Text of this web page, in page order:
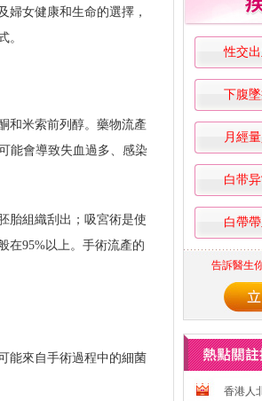
婦女健康和生命的選擇，
。
和米索前列醇。藥物流產
能會導致失血過多、感染
胎組織刮出；吸宮術是使
在95%以上。手術流產的
能來自手術過程中的細菌
性交出
下腹
月經
白带
白帶
告訴醫生
香港人